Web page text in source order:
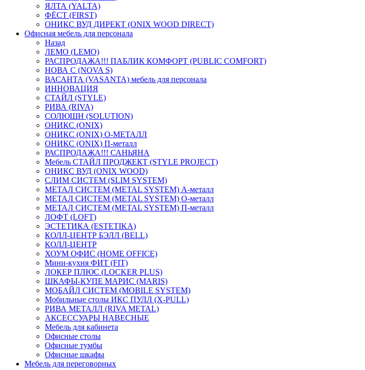
ЯЛТА (YALTA)
ФЁСТ (FIRST)
ОНИКС ВУД ДИРЕКТ (ONIX WOOD DIRECT)
Офисная мебель для персонала
Назад
ЛЕМО (LEMO)
РАСПРОДАЖА!!! ПАБЛИК КОМФОРТ (PUBLIC COMFORT)
НОВА С (NOVA S)
ВАСАНТА (VASANTA) мебель для персонала
ИННОВАЦИЯ
СТАЙЛ (STYLE)
РИВА (RIVA)
СОЛЮШН (SOLUTION)
ОНИКС (ONIX)
ОНИКС (ONIX) O-МЕТАЛЛ
ОНИКС (ONIX) П-металл
РАСПРОДАЖА!!! САНЬЯНА
Мебель СТАЙЛ ПРОДЖЕКТ (STYLE PROJECT)
ОНИКС ВУД (ONIX WOOD)
СЛИМ СИСТЕМ (SLIM SYSTEM)
МЕТАЛ СИСТЕМ (METAL SYSTEM) А-металл
МЕТАЛ СИСТЕМ (METAL SYSTEM) О-металл
МЕТАЛ СИСТЕМ (METAL SYSTEM) П-металл
ЛОФТ (LOFT)
ЭСТЕТИКА (ESTETIKA)
КОЛЛ-ЦЕНТР БЭЛЛ (BELL)
КОЛЛ-ЦЕНТР
ХОУМ ОФИС (HOME OFFICE)
Мини-кухня ФИТ (FIT)
ЛОКЕР ПЛЮС (LOCKER PLUS)
ШКАФЫ-КУПЕ МАРИС (MARIS)
МОБАЙЛ СИСТЕМ (MOBILE SYSTEM)
Мобильные столы ИКС ПУЛЛ (X-PULL)
РИВА МЕТАЛЛ (RIVA METAL)
АКСЕССУАРЫ НАВЕСНЫЕ
Мебель для кабинета
Офисные столы
Офисные тумбы
Офисные шкафы
Мебель для переговорных